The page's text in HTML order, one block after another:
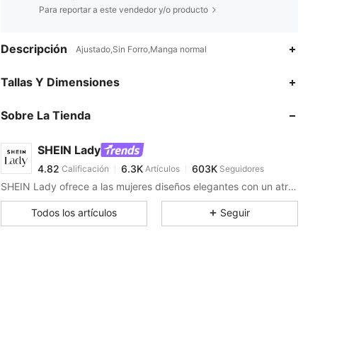
Para reportar a este vendedor y/o producto
Descripción Ajustado,Sin Forro,Manga normal
Tallas Y Dimensiones
Sobre La Tienda
SHEIN Lady
4.82
4.82
Calificación 6.3K
d***apagó Hace 11 horas
4.82 6.3K 603K
SHEIN Lady ofrece a las mujeres diseños elegantes con un atractivo moderno.
Todos los artículos Seguir